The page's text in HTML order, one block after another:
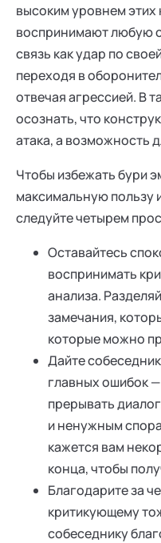
высоким уровнем
воспринимают любую
связь как удар по
переходя в
отвечая агрессией. В
осознать, что
атака, а возможность
Чтобы избежать бури
максимальную пользу
следуйте четырем
Оставайтесь
воспринимать
анализа.
замечания,
которые можно
Дайте
главных ошибок
прерывать
и ненужным
кажется вам
конца, чтобы
Благодарите за
критикующему
собеседнику